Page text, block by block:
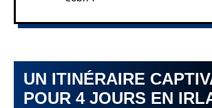
UN ITINÉRAIRE
POUR 4 JOURS EN